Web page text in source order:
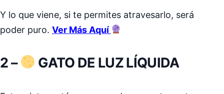
Y lo que viene, si te permites atravesarlo, será
poder puro. Ver Más Aquí
2 – GATO DE LUZ LÍQUIDA